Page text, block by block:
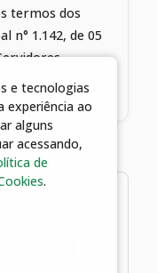
termos dos
n° 1.142, de 05
n°
2026
e tecnologias
experiência ao
alguns
acessando,
de
.